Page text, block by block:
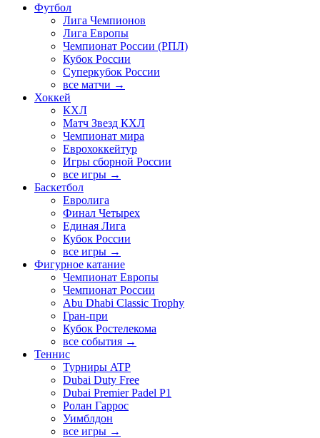
Футбол
Лига Чемпионов
Лига Европы
Чемпионат России (РПЛ)
Кубок России
Суперкубок России
все матчи →
Хоккей
КХЛ
Матч Звезд КХЛ
Чемпионат мира
Еврохоккейтур
Игры сборной России
все игры →
Баскетбол
Евролига
Финал Четырех
Единая Лига
Кубок России
все игры →
Фигурное катание
Чемпионат Европы
Чемпионат России
Abu Dhabi Classic Trophy
Гран-при
Кубок Ростелекома
все события →
Теннис
Турниры ATP
Dubai Duty Free
Dubai Premier Padel P1
Ролан Гаррос
Уимблдон
все игры →